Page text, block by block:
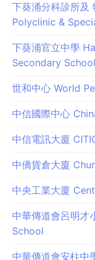
下葵涌分科診所及
Polyclinic &
下葵涌官立中學
Secondary School
世和中心 World
中信國際中心
中信電訊大廈
中僑貨倉大廈
中央工業大廈
中華傳道會呂明
School
中華傳道會安柱